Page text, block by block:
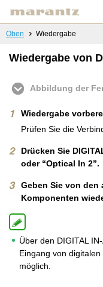
Oben Wiedergabe
Wiedergabe von
Abbildung der
Wiedergabe
Prüfen Sie die
Drücken Sie
oder “Optical In 2”.
Geben Sie von den
Komponenten
Über den DIGITAL
Eingang von
möglich.